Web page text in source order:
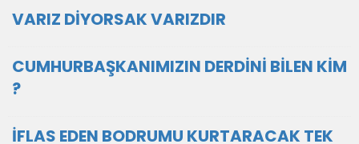
VARIZ DİYORSAK VARIZDIR
CUMHURBAŞKANIMIZIN DERDİNİ BİLEN KİM
?
İFLAS EDEN BODRUMU KURTARACAK TEK